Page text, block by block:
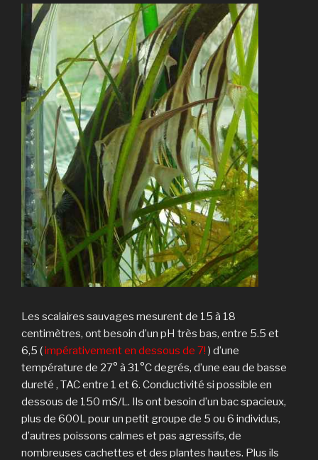
Les scalaires sauvages mesurent de 15 à 18
centimètres, ont besoin d’un pH très bas, entre 5.5 et
6,5 (impérativement en dessous de 7! ) d’une
température de 27° à 31°C degrés, d’une eau de basse
dureté , TAC entre 1 et 6. Conductivité si possible en
dessous de 150 mS/L. Ils ont besoin d’un bac spacieux,
plus de 600L pour un petit groupe de 5 ou 6 individus,
d’autres poissons calmes et pas agressifs, de
nombreuses cachettes et des plantes hautes. Plus ils